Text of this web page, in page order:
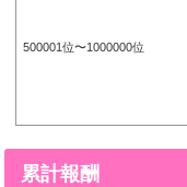
500001位〜1000000位
累計報酬